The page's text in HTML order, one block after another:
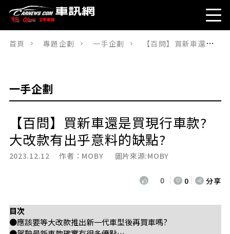
首頁 專題企劃 一手企劃 【百問】買新車還是買現行車款? 大改款有出乎意料的缺點?
一手企劃
【百問】買新車還是買現行車款?
大改款有出乎意料的缺點?
2023.12.12 作者： MOBY 圖片來源:MOBY
0 0 分享
目次
●應該要等大改款推出新一代車型後再買車嗎?